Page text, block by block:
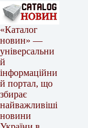
«Каталог
новин» —
універсальни
й
інформаційни
й портал, що
збирає
найважливіші
новини